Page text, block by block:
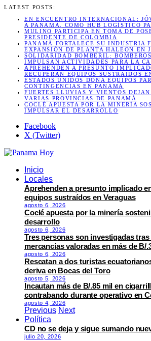
LATEST POSTS:
EN ENCUENTRO INTERNACIONAL:
A PANAMÁ, COMO HUB LOGÍSTICO
MULINO PARTICIPA EN TOMA DE
PRESIDENTE DE COLOMBIA
PANAMÁ FORTALECE SU INDUSTRIA
EXPANSIÓN DE PLANTA HALEON EN
SOLIDARIDAD BOMBERIL:
IMPULSAN ACTIVIDADES PARA LA
APREHENDEN A PRESUNTO
RECUPERAN EQUIPOS SUSTRAÍDOS
ESTADOS UNIDOS DONA EQUIPOS
CONTINGENCIAS EN PANAMÁ
FUERTES LLUVIAS Y VIENTOS
VARIAS PROVINCIAS DE PANAMÁ
COCLÉ APUESTA POR LA MINERÍA
IMPULSAR EL DESARROLLO
Facebook
X (Twitter)
Inicio
Locales
Aprehenden a presunto implicado
equipos sustraídos en Veraguas
agosto 6, 2026
Coclé apuesta por la minería
desarrollo
agosto 6, 2026
Tres personas son investigadas
mercancías valoradas en más de B/
agosto 6, 2026
Rescatan a dos turistas
deriva en Bocas del Toro
agosto 5, 2026
Incautan más de B/.85 mil en
contrabando durante operativo en
agosto 4, 2026
Previous Next
Política
CD no se deja y sigue sumando
julio 20, 2026